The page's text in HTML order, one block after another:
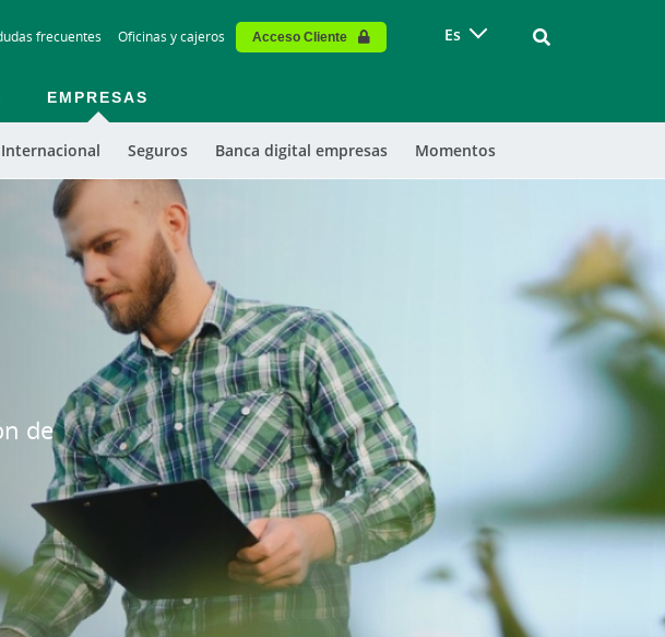
frecuentes Oficinas y cajeros Acceso Cliente Es Vinculo -
EMPRESAS
Seguros Banca digital empresas Momentos
de